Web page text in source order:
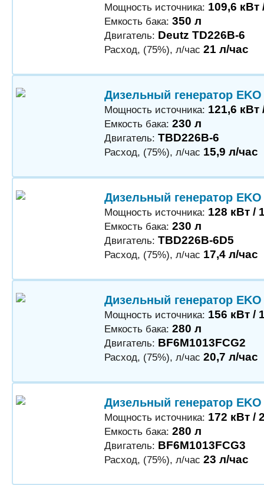
Мощность источника: 109,6 кВт
Емкость бака: 350 л
Двигатель: Deutz TD226B-6
Расход, (75%), л/час 21 л/час
Дизельный генератор EKO
Мощность источника: 121,6 кВт
Емкость бака: 230 л
Двигатель: TBD226B-6
Расход, (75%), л/час 15,9 л/час
Дизельный генератор EKO
Мощность источника: 128 кВт /
Емкость бака: 230 л
Двигатель: TBD226B-6D5
Расход, (75%), л/час 17,4 л/час
Дизельный генератор EKO
Мощность источника: 156 кВт /
Емкость бака: 280 л
Двигатель: BF6M1013FCG2
Расход, (75%), л/час 20,7 л/час
Дизельный генератор EKO
Мощность источника: 172 кВт /
Емкость бака: 280 л
Двигатель: BF6M1013FCG3
Расход, (75%), л/час 23 л/час